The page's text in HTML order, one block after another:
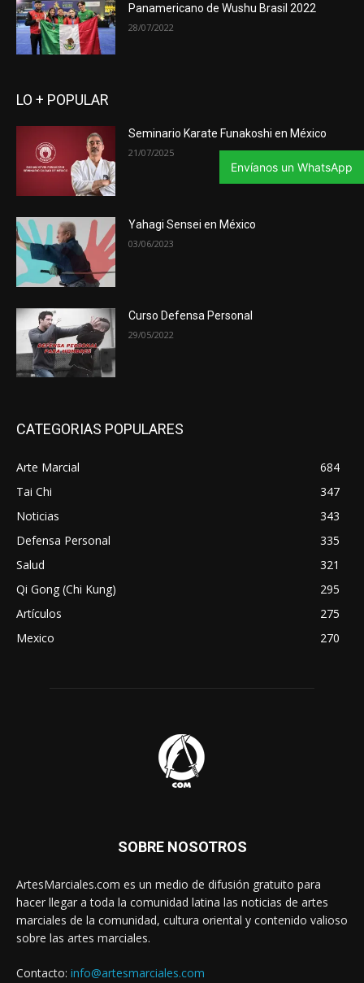
Panamericano de Wushu Brasil 2022
28/07/2022
LO + POPULAR
Seminario Karate Funakoshi en México
21/07/2025
Yahagi Sensei en México
03/06/2023
Curso Defensa Personal
29/05/2022
CATEGORIAS POPULARES
Arte Marcial
684
Tai Chi
347
Noticias
343
Defensa Personal
335
Salud
321
Qi Gong (Chi Kung)
295
Artículos
275
Mexico
270
SOBRE NOSOTROS
ArtesMarciales.com es un medio de difusión gratuito para
hacer llegar a toda la comunidad latina las noticias de artes
marciales de la comunidad, cultura oriental y contenido valioso
sobre las artes marciales.
Contacto: info@artesmarciales.com
Envíanos un WhatsApp